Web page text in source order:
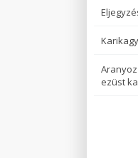
ezüst